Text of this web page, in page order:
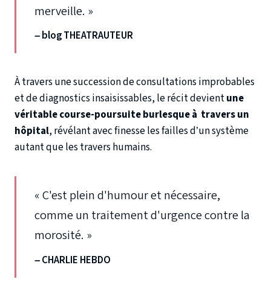
merveille. »
– blog THEATRAUTEUR
À travers une succession de consultations improbables
et de diagnostics insaisissables, le récit devientune
véritable course-poursuite burlesque à travers un
hôpital, révélant avec finesse les failles d’un système
autant que les travers humains.
« C'est plein d'humour et nécessaire,
comme un traitement d'urgence contre la
morosité. »
– CHARLIE HEBDO